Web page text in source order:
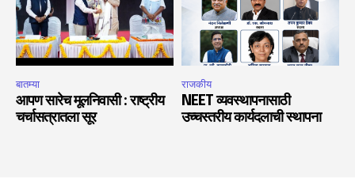
बातम्या
आपण सारेच मूलनिवासी : राष्ट्रीय
चर्चासत्रातला सूर
राजकीय
NEET व्यवस्थापनासाठी
उच्चस्तरीय कार्यदलाची स्थापना